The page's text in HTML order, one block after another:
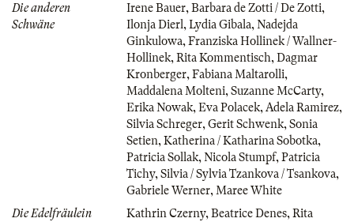
Die anderen
Schwäne
Irene Bauer, Barbara de Zotti / De Zotti,
Ilonja Dierl , Lydia Gibala, Nadejda
Ginkulowa, Franziska Hollinek / Wallner-
Hollinek, Rita Kommentisch, Dagmar
Kronberger, Fabiana Maltarolli,
Maddalena Molteni, Suzanne McCarty,
Erika Nowak, Eva Polacek, Adela Ramirez,
Silvia Schreger, Gerit Schwenk, Sonia
Setien, Katherina / Katharina Sobotka,
Patricia Sollak, Nicola Stumpf, Patricia
Tichy, Silvia / Sylvia Tzankova / Tsankova,
Gabriele Werner, Maree White
Die Edelfräulein
Kathrin Czerny, Beatrice Denes, Rita